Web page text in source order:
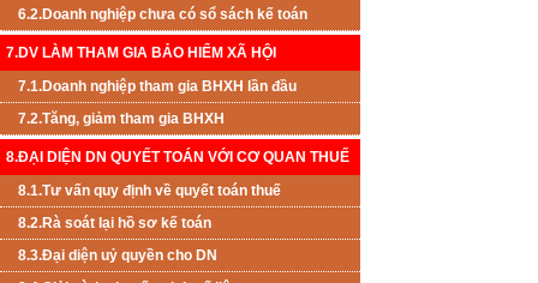
6.2.Doanh nghiệp chưa có sổ sách kế toán
7.DV LÀM THAM GIA BẢO HIỂM XÃ HỘI
7.1.Doanh nghiệp tham gia BHXH lần đầu
7.2.Tăng, giảm tham gia BHXH
8.ĐẠI DIỆN DN QUYẾT TOÁN VỚI CƠ QUAN THUẾ
8.1.Tư vấn quy định về quyết toán thuế
8.2.Rà soát lại hồ sơ kế toán
8.3.Đại diện uỷ quyền cho DN